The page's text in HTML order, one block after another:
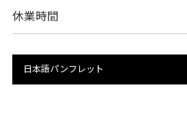
休業時間
日本語パンフレット